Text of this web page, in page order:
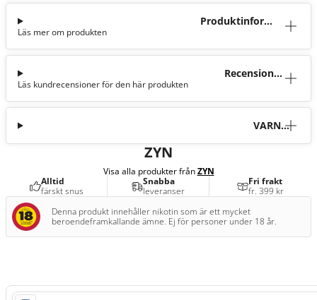
Produktinforma
Läs mer om produkten
Recensioner
Läs kundrecensioner för den här produkten
VARNI
ZYN
Visa alla produkter frånZYN
Alltid
färskt snus
Snabba
leveranser
Fri frakt
fr. 399 kr
Denna produkt innehåller nikotin som är ett mycket
beroendeframkallande ämne. Ej för personer under 18 år.